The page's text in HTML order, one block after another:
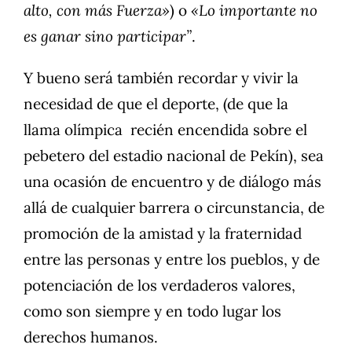
alto, con más Fuerza») o «Lo importante no
es ganar sino participar”.
Y bueno será también recordar y vivir la
necesidad de que el deporte, (de que la
llama olímpica recién encendida sobre el
pebetero del estadio nacional de Pekín), sea
una ocasión de encuentro y de diálogo más
allá de cualquier barrera o circunstancia, de
promoción de la amistad y la fraternidad
entre las personas y entre los pueblos, y de
potenciación de los verdaderos valores,
como son siempre y en todo lugar los
derechos humanos.